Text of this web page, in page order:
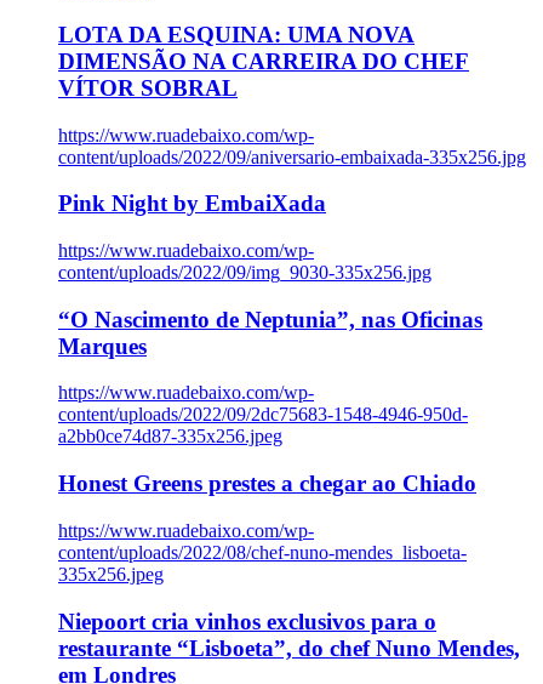
LOTA DA ESQUINA: UMA NOVA
DIMENSÃO NA CARREIRA DO CHEF
VÍTOR SOBRAL
https://www.ruadebaixo.com/wp-
content/uploads/2022/09/aniversario-embaixada-335x256.jpg
Pink Night by EmbaiXada
https://www.ruadebaixo.com/wp-
content/uploads/2022/09/img_9030-335x256.jpg
“O Nascimento de Neptunia”, nas Oficinas
Marques
https://www.ruadebaixo.com/wp-
content/uploads/2022/09/2dc75683-1548-4946-950d-
a2bb0ce74d87-335x256.jpeg
Honest Greens prestes a chegar ao Chiado
https://www.ruadebaixo.com/wp-
content/uploads/2022/08/chef-nuno-mendes_lisboeta-
335x256.jpeg
Niepoort cria vinhos exclusivos para o
restaurante “Lisboeta”, do chef Nuno Mendes,
em Londres